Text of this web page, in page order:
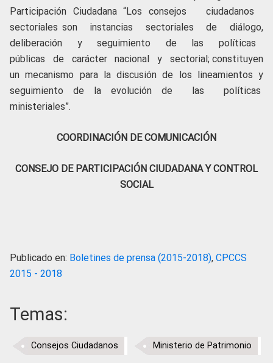
Participación Ciudadana “Los consejos ciudadanos
sectoriales son instancias sectoriales de diálogo,
deliberación y seguimiento de las políticas
públicas de carácter nacional y sectorial; constituyen
un mecanismo para la discusión de los lineamientos y
seguimiento de la evolución de las políticas
ministeriales”.
COORDINACIÓN DE COMUNICACIÓN
CONSEJO DE PARTICIPACIÓN CIUDADANA Y CONTROL
SOCIAL
Publicado en: Boletines de prensa (2015-2018), CPCCS
2015 - 2018
Temas:
Consejos Ciudadanos Ministerio de Patrimonio